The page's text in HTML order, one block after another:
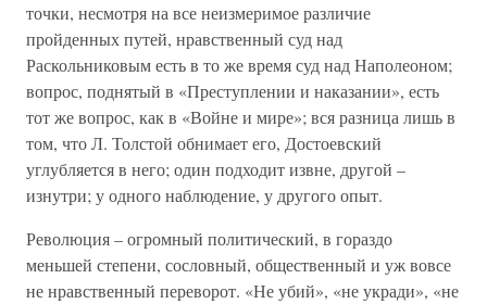
точки, несмотря на все неизмеримое различие
пройденных путей, нравственный суд над
Раскольниковым есть в то же время суд над Наполеоном;
вопрос, поднятый в «Преступлении и наказании», есть
тот же вопрос, как в «Войне и мире»; вся разница лишь в
том, что Л. Толстой обнимает его, Достоевский
углубляется в него; один подходит извне, другой –
изнутри; у одного наблюдение, у другого опыт.
Революция – огромный политический, в гораздо
меньшей степени, сословный, общественный и уж вовсе
не нравственный переворот. «Не убий», «не укради», «не